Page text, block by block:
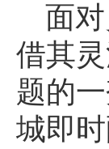
面
借其
题的
城即